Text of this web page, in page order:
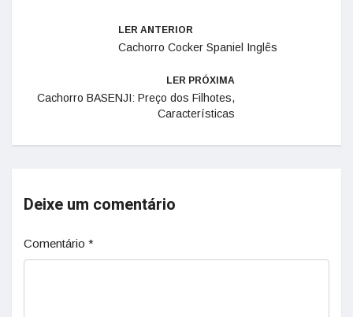
LER ANTERIOR
Cachorro Cocker Spaniel Inglês
LER PRÓXIMA
Cachorro BASENJI: Preço dos Filhotes,
Características
Deixe um comentário
Comentário *